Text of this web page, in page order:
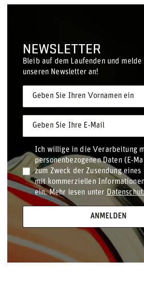
NEWSLETTER
Bleib auf dem Laufenden und
unseren Newsletter an!
Geben Sie Ihren Vornamen ein
Geben Sie Ihre E-Mail
Ich willige in die Verarbeitung
personenbezogenen Daten (E-
zum Zweck der Zusendung eines
mit kommerziellen
ein. Mehr lesen unter
ANMELDEN